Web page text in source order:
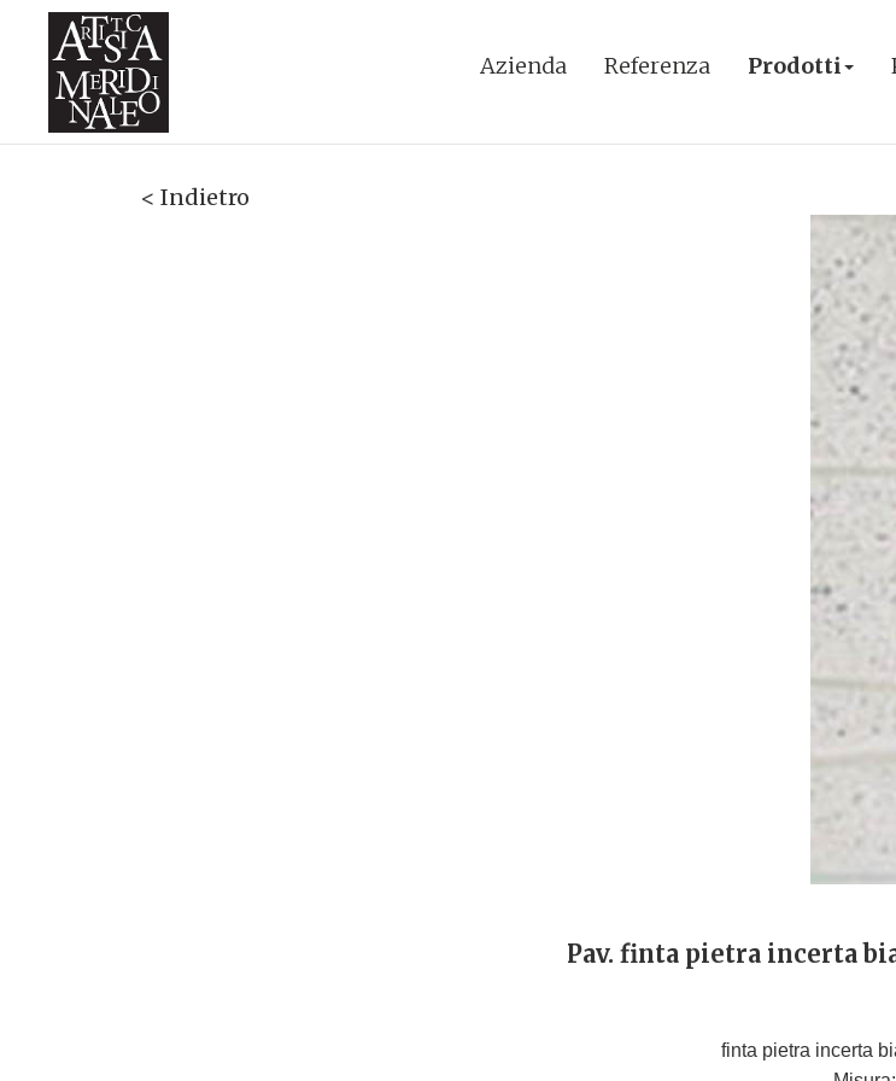
Azienda Referenza Prodotti
< Indietro
Pav. finta pietra incerta
finta pietra incerta